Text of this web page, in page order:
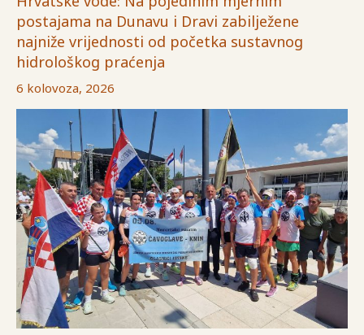
postajama na Dunavu i Dravi zabilježene
najniže vrijednosti od početka sustavnog
hidrološkog praćenja
6 kolovoza, 2026